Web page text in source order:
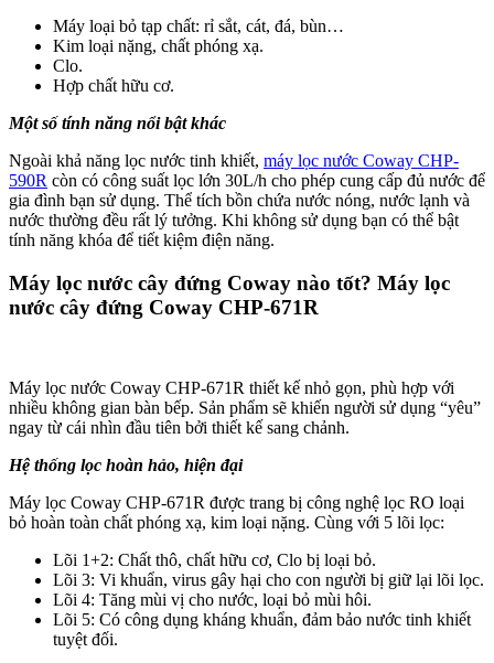
Máy loại bỏ tạp chất: rỉ sắt, cát, đá, bùn…
Kim loại nặng, chất phóng xạ.
Clo.
Hợp chất hữu cơ.
Một số tính năng nổi bật khác
Ngoài khả năng lọc nước tinh khiết, máy lọc nước Coway CHP-
590R còn có công suất lọc lớn 30L/h cho phép cung cấp đủ nước để
gia đình bạn sử dụng. Thể tích bồn chứa nước nóng, nước lạnh và
nước thường đều rất lý tưởng. Khi không sử dụng bạn có thể bật
tính năng khóa để tiết kiệm điện năng.
Máy lọc nước cây đứng Coway nào tốt? Máy lọc
nước cây đứng Coway CHP-671R
Máy lọc nước Coway CHP-671R thiết kế nhỏ gọn, phù hợp với
nhiều không gian bàn bếp. Sản phẩm sẽ khiến người sử dụng “yêu”
ngay từ cái nhìn đầu tiên bởi thiết kế sang chảnh.
Hệ thống lọc hoàn hảo, hiện đại
Máy lọc Coway CHP-671R được trang bị công nghệ lọc RO loại
bỏ hoàn toàn chất phóng xạ, kim loại nặng. Cùng với 5 lõi lọc:
Lõi 1+2: Chất thô, chất hữu cơ, Clo bị loại bỏ.
Lõi 3: Vi khuẩn, virus gây hại cho con người bị giữ lại lõi lọc.
Lõi 4: Tăng mùi vị cho nước, loại bỏ mùi hôi.
Lõi 5: Có công dụng kháng khuẩn, đảm bảo nước tinh khiết
tuyệt đối.